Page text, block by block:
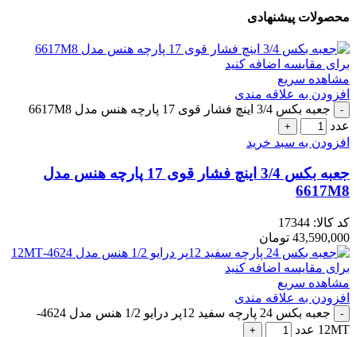
محصولات پیشنهادی
برای مقایسه اضافه کنید
مشاهده سریع
افزودن به علاقه مندی
جعبه بکس 3/4 اینچ فشار قوی 17 پارچه هنس مدل 6617M8
عدد
افزودن به سبد خرید
جعبه بکس 3/4 اینچ فشار قوی 17 پارچه هنس مدل
6617M8
کد کالا: 17344
43,590,000 تومان
برای مقایسه اضافه کنید
مشاهده سریع
افزودن به علاقه مندی
جعبه بکس 24 پارچه سفید 12پر درایو 1/2 هنس مدل 4624-
12MT عدد